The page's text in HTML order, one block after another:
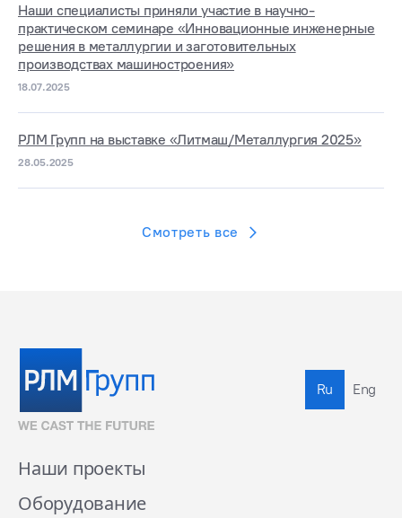
Наши специалисты приняли участие в научно-
практическом семинаре «Инновационные инженерные
решения в металлургии и заготовительных
производствах машиностроения»
18.07.2025
РЛМ Групп на выставке «Литмаш/Металлургия 2025»
28.05.2025
Смотреть все
Ru Eng
Наши проекты
Оборудование